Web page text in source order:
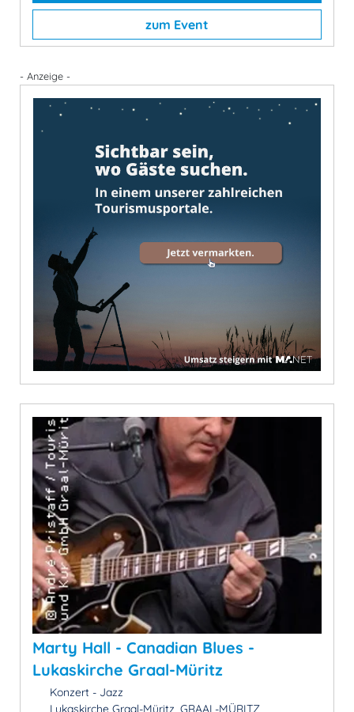
zum Event
- Anzeige -
Marty Hall - Canadian Blues -
Lukaskirche Graal-Müritz
Konzert - Jazz
Lukaskirche Graal-Müritz, GRAAL-MÜRITZ